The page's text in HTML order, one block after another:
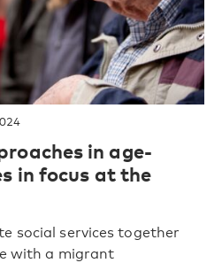
in age-
in focus at the
social services together
with a migrant